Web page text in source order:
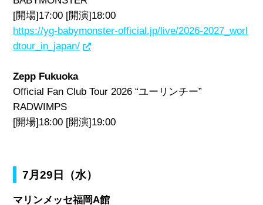
[開場]17:00 [開演]18:00
https://yg-babymonster-official.jp/live/2026-2027_worl
dtour_in_japan/
Zepp Fukuoka
Official Fan Club Tour 2026 “ユーリンチー”
RADWIMPS
[開場]18:00 [開演]19:00
7月29日（水）
マリンメッセ福岡A館